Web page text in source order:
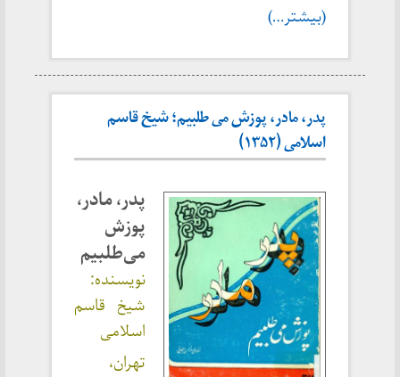
(بیشتر…)
پدر، مادر، پوزش می طلبیم؛ شیخ قاسم
اسلامی (۱۳۵۲)
پدر، مادر،
پوزش
می‌طلبیم
نویسنده:
شیخ قاسم
اسلامی
تهران،